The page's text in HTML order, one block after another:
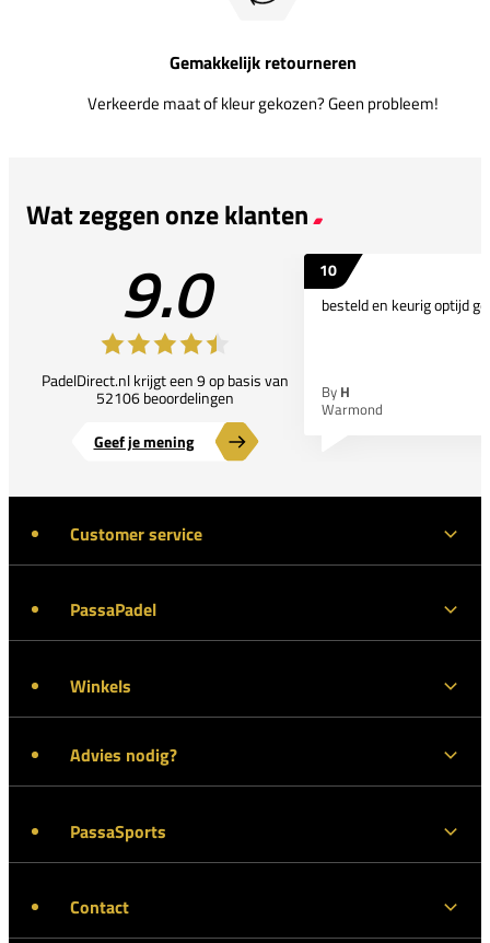
Gemakkelijk retourneren
Verkeerde maat of kleur gekozen? Geen probleem!
Wat zeggen onze klanten
9.0
PadelDirect.nl krijgt een 9 op basis van
52106 beoordelingen
Geef je mening
10
besteld en keurig optijd
By H
Warmond
Customer service
PassaPadel
Winkels
Advies nodig?
PassaSports
Contact